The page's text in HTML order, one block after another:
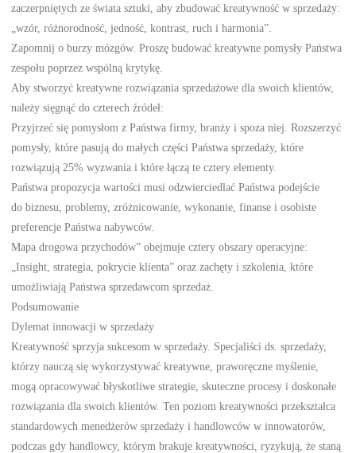
zaczerpniętych ze świata sztuki, aby zbudować kreatywność w sprzedaży:
„wzór, różnorodność, jedność, kontrast, ruch i harmonia”.
Zapomnij o burzy mózgów. Proszę budować kreatywne pomysły Państwa
zespołu poprzez wspólną krytykę.
Aby stworzyć kreatywne rozwiązania sprzedażowe dla swoich klientów,
należy sięgnąć do czterech źródeł:
Przyjrzeć się pomysłom z Państwa firmy, branży i spoza niej. Rozszerzyć
pomysły, które pasują do małych części Państwa sprzedaży, które
rozwiązują 25% wyzwania i które łączą te cztery elementy.
Państwa propozycja wartości musi odzwierciedlać Państwa podejście
do biznesu, problemy, zróżnicowanie, wykonanie, finanse i osobiste
preferencje Państwa nabywców.
Mapa drogowa przychodów” obejmuje cztery obszary operacyjne:
„Insight, strategia, pokrycie klienta” oraz zachęty i szkolenia, które
umożliwiają Państwa sprzedawcom sprzedaż.
Podsumowanie
Dylemat innowacji w sprzedaży
Kreatywność sprzyja sukcesom w sprzedaży. Specjaliści ds. sprzedaży,
którzy nauczą się wykorzystywać kreatywne, praworęczne myślenie,
mogą opracowywać błyskotliwe strategie, skuteczne procesy i doskonałe
rozwiązania dla swoich klientów. Ten poziom kreatywności przekształca
standardowych menedżerów sprzedaży i handlowców w innowatorów,
podczas gdy handlowcy, którym brakuje kreatywności, ryzykują, że staną